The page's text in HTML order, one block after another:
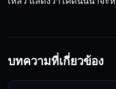
บทความที่เกี่ยวข้อง